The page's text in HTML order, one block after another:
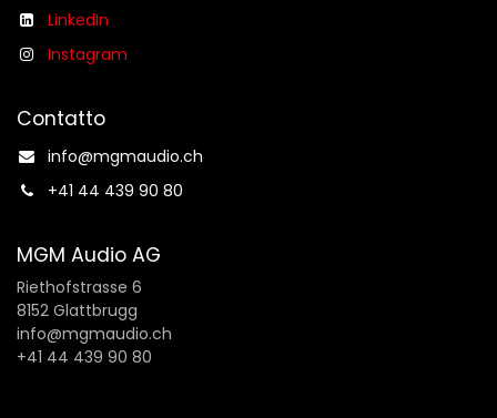
LinkedIn
Instagram
Contatto
info@mgmaudio.ch​
+41 44 439 90 80
MGM Audio AG
Riethofstrasse 6
8152 Glattbrugg
info@mgmaudio.ch
+41 44 439 90 80